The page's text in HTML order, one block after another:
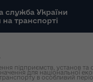
служба України
на транспорті
підприємств, установ та
для національної
в особливий